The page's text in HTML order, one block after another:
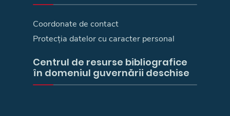
Coordonate de contact
Protecția datelor cu caracter personal
Centrul de resurse bibliografice
în domeniul guvernării deschise